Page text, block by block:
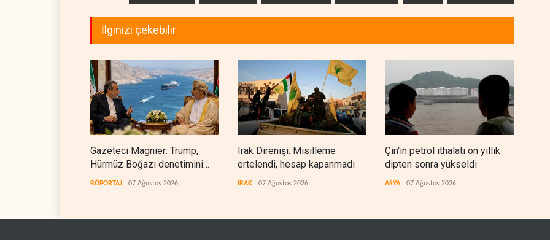
İlginizi çekebilir
Gazeteci Magnier: Trump,
Hürmüz Boğazı denetimini
doğrudan İran ve Umman'a
RÖPORTAJ 07 Ağustos 2026
Irak Direnişi: Misilleme
ertelendi, hesap kapanmadı
IRAK 07 Ağustos 2026
Çin'in petrol ithalatı on yıllık
dipten sonra yükseldi
ASYA 07 Ağustos 2026